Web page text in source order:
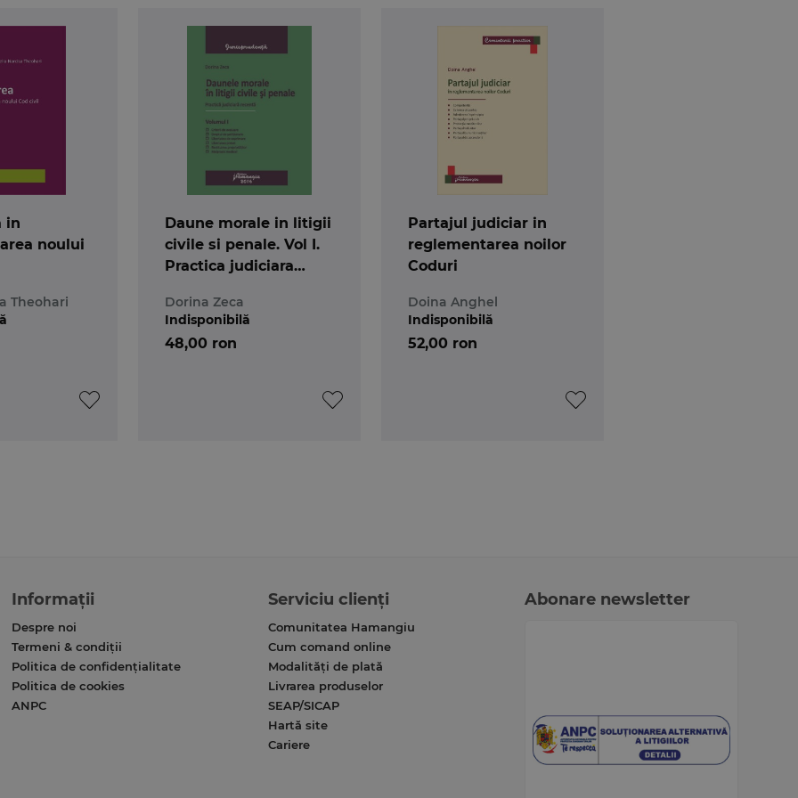
Sectiei civile a Judecatoriei Sectorului 2 Bucuresti.
in
noului
Theohari
Daune morale in litigii
civile si penale. Vol I.
Practica judiciara
Dorina Zeca
48,00 ron
Indisponibilă
Partajul judiciar in
reglementarea noilor
Coduri
Doina Anghel
52,00 ron
Indisponibilă
Informații
Despre noi
Termeni & condiții
Politica de confidențialitate
Politica de cookies
ANPC
Serviciu clienți
Comunitatea Hamangiu
Cum comand online
Modalități de plată
Livrarea produselor
SEAP/SICAP
Hartă site
Cariere
Abonare newsletter